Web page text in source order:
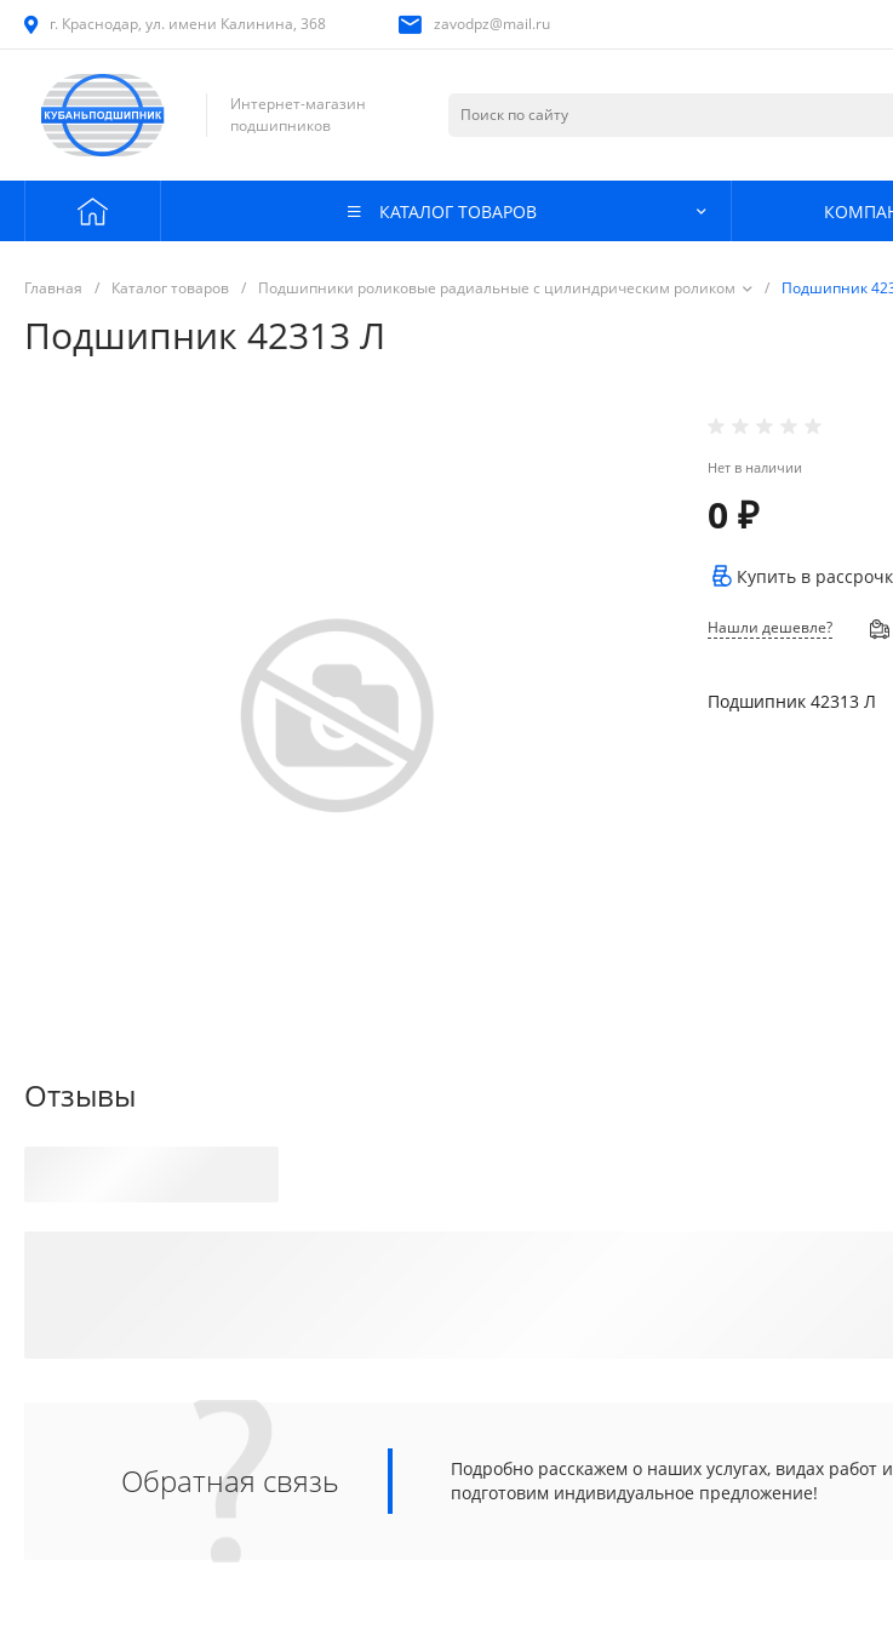
г. Краснодар, ул. имени Калинина, 368 zavodpz@mail.ru
Интернет-магазин
подшипников
КАТАЛОГ ТОВАРОВ
Главная / Каталог товаров / Подшипники роликовые радиальные с цилиндрическим роликом / Подшипник
Подшипник 42313 Л
Нет в наличии
0 ₽
Купить в
Нашли дешевле?
Подшипник 42313 Л
Отзывы
Обратная связь
Подробно расскажем о наших услугах, видах работ
подготовим индивидуальное предложение!